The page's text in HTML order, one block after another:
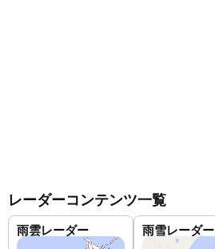
レーダーコンテンツ一覧
雨雲レーダー 雨雪レーダー